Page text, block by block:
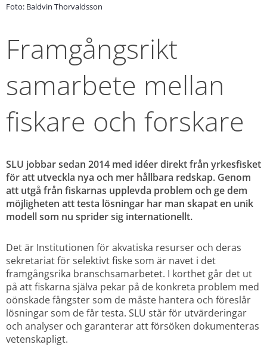
Foto: Baldvin Thorvaldsson
Framgångsrikt
samarbete mellan
fiskare och forskare
SLU jobbar sedan 2014 med idéer direkt från yrkesfisket
för att utveckla nya och mer hållbara redskap. Genom
att utgå från fiskarnas upplevda problem och ge dem
möjligheten att testa lösningar har man skapat en unik
modell som nu sprider sig internationellt.
Det är Institutionen för akvatiska resurser och deras
sekretariat för selektivt fiske som är navet i det
framgångsrika branschsamarbetet. I korthet går det ut
på att fiskarna själva pekar på de konkreta problem med
oönskade fångster som de måste hantera och föreslår
lösningar som de får testa. SLU står för utvärderingar
och analyser och garanterar att försöken dokumenteras
vetenskapligt.